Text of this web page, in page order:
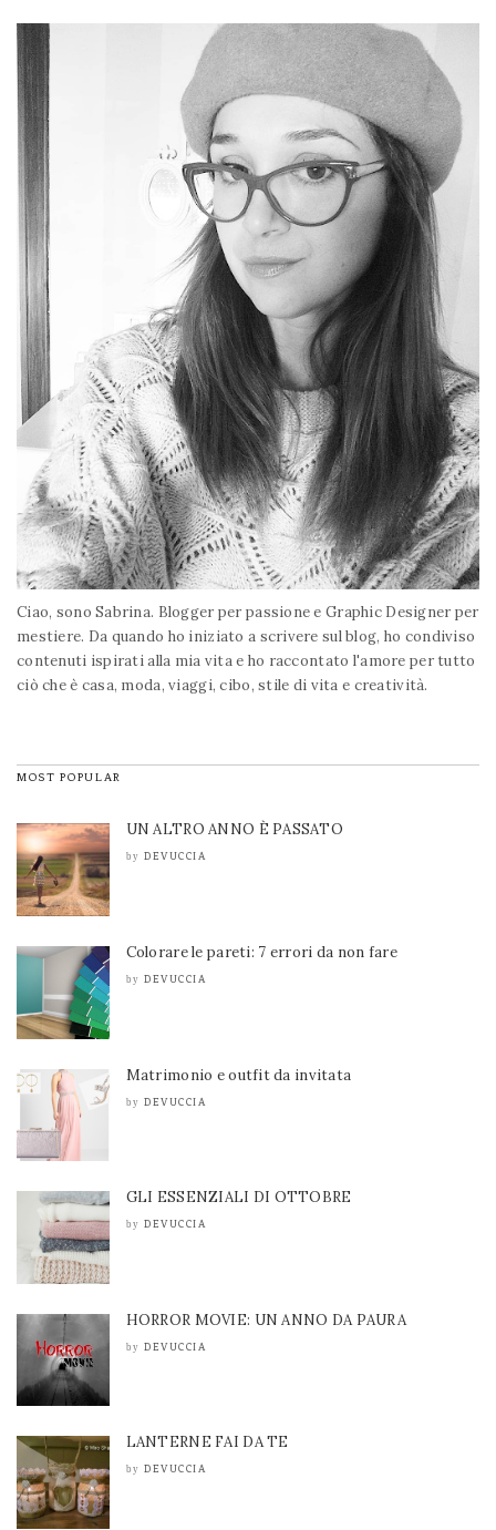
Ciao, sono Sabrina. Blogger per passione e Graphic Designer per
mestiere. Da quando ho iniziato a scrivere sul blog, ho condiviso
contenuti ispirati alla mia vita e ho raccontato l'amore per tutto
ciò che è casa, moda, viaggi, cibo, stile di vita e creatività.
MOST POPULAR
UN ALTRO ANNO È PASSATO
by DEVUCCIA
Colorare le pareti: 7 errori da non fare
by DEVUCCIA
Matrimonio e outfit da invitata
by DEVUCCIA
GLI ESSENZIALI DI OTTOBRE
by DEVUCCIA
HORROR MOVIE: UN ANNO DA PAURA
by DEVUCCIA
LANTERNE FAI DA TE
by DEVUCCIA